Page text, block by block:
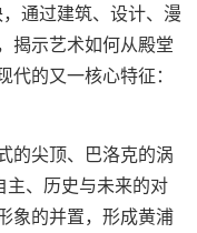
通过建筑、设计、漫
揭示艺术如何从殿堂
代的又一核心特征：
的尖顶、巴洛克的涡
主、历史与未来的对
象的并置，形成黄浦